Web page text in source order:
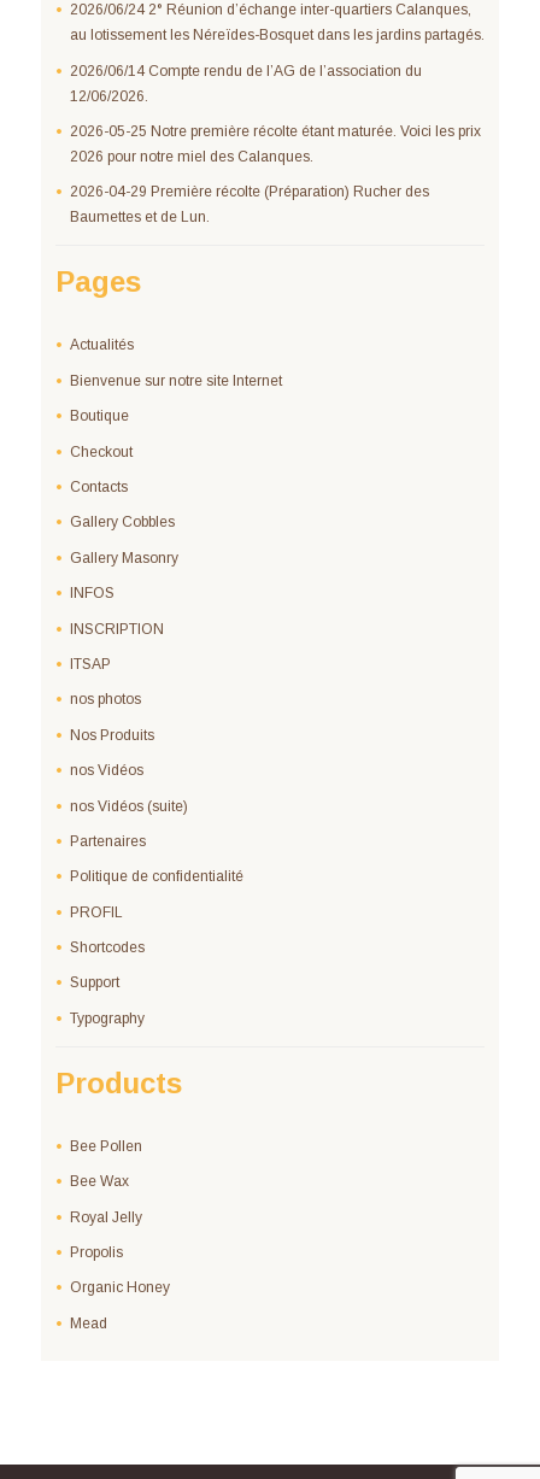
2026/06/24 2° Réunion d’échange inter-quartiers Calanques,
au lotissement les Néreïdes-Bosquet dans les jardins partagés.
2026/06/14 Compte rendu de l’AG de l’association du
12/06/2026.
2026-05-25 Notre première récolte étant maturée. Voici les prix
2026 pour notre miel des Calanques.
2026-04-29 Première récolte (Préparation) Rucher des
Baumettes et de Lun.
Pages
Actualités
Bienvenue sur notre site Internet
Boutique
Checkout
Contacts
Gallery Cobbles
Gallery Masonry
INFOS
INSCRIPTION
ITSAP
nos photos
Nos Produits
nos Vidéos
nos Vidéos (suite)
Partenaires
Politique de confidentialité
PROFIL
Shortcodes
Support
Typography
Products
Bee Pollen
Bee Wax
Royal Jelly
Propolis
Organic Honey
Mead